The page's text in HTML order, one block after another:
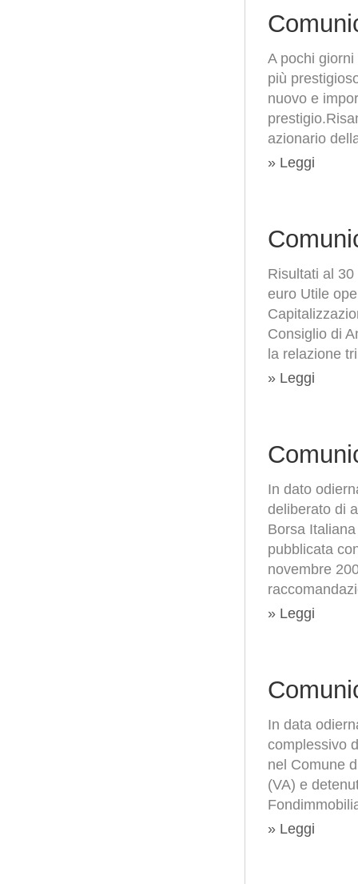
A pochi giorni
più
nuovo e
azionario
» Leggi
Risultati al
euro Utile
Consiglio di
la relazione
» Leggi
In dato
deliberato di
Borsa
pubblicata
novembre
» Leggi
In data
complessivo
nel Comune
(VA) e
» Leggi